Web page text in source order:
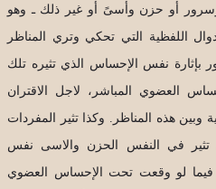
وسرور أو حزن وأسىً أو غير ذلك ـ وهو
اللفظية التي تحكي وتري المناظر
بإثارة نفس الإحساس الذي تثيره تلك
العضوي المباشر، لاجل الاقتران
وبين هذه المناظر. وكذا تثير المفردات
تثير في النفس الحزن والاسى نفس
فيما لو وقعت تحت الإحساس العضوي